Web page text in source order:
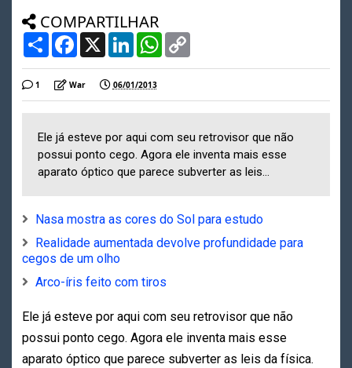
COMPARTILHAR
S
F
b
o
X
L
e
d
W
A
C
i
1 War 06/01/2013
Ele já esteve por aqui com seu retrovisor que não
possui ponto cego. Agora ele inventa mais esse
aparato óptico que parece subverter as leis...
Nasa mostra as cores do Sol para estudo
Realidade aumentada devolve profundidade para
cegos de um olho
Arco-íris feito com tiros
Ele já esteve por aqui com seu retrovisor que não
possui ponto cego. Agora ele inventa mais esse
aparato óptico que parece subverter as leis da física.